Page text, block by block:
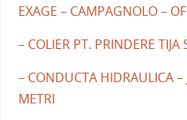
EXAGE – CAMPAGNOLO –
– COLIER PT. PRINDERE TIJA
– CONDUCTA HIDRAULICA –
METRI